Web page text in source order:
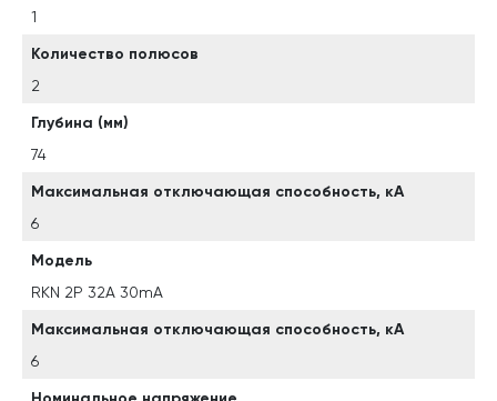
1
Количество полюсов
2
Глубина (мм)
74
Максимальная отключающая способность, кА
6
Модель
RKN 2P 32A 30mA
Максимальная отключающая способность, кА
6